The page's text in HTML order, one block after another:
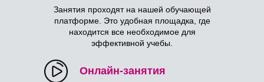
Занятия проходят на нашей обучающей
платформе. Это удобная площадка, где
находится все необходимое для
эффективной учебы.
Онлайн-занятия